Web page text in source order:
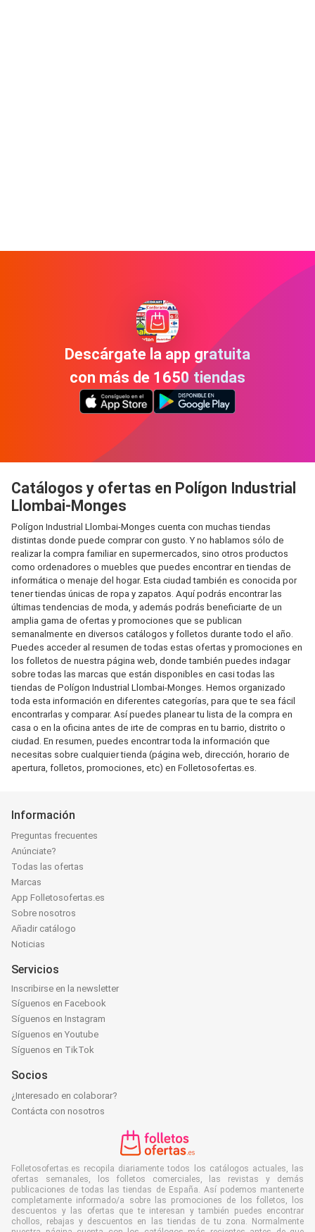
Descárgate la app gratuita
con más de 1650 tiendas
Catálogos y ofertas en Polígon Industrial
Llombai-Monges
Polígon Industrial Llombai-Monges cuenta con muchas tiendas
distintas donde puede comprar con gusto. Y no hablamos sólo de
realizar la compra familiar en supermercados, sino otros productos
como ordenadores o muebles que puedes encontrar en tiendas de
informática o menaje del hogar. Esta ciudad también es conocida por
tener tiendas únicas de ropa y zapatos. Aquí podrás encontrar las
últimas tendencias de moda, y además podrás beneficiarte de un
amplia gama de ofertas y promociones que se publican
semanalmente en diversos catálogos y folletos durante todo el año.
Puedes acceder al resumen de todas estas ofertas y promociones en
los folletos de nuestra página web, donde también puedes indagar
sobre todas las marcas que están disponibles en casi todas las
tiendas de Polígon Industrial Llombai-Monges. Hemos organizado
toda esta información en diferentes categorías, para que te sea fácil
encontrarlas y comparar. Así puedes planear tu lista de la compra en
casa o en la oficina antes de irte de compras en tu barrio, distrito o
ciudad. En resumen, puedes encontrar toda la información que
necesitas sobre cualquier tienda (página web, dirección, horario de
apertura, folletos, promociones, etc) en Folletosofertas.es.
Información
Preguntas frecuentes
Anúnciate?
Todas las ofertas
Marcas
App Folletosofertas.es
Sobre nosotros
Añadir catálogo
Noticias
Servicios
Inscribirse en la newsletter
Síguenos en Facebook
Síguenos en Instagram
Síguenos en Youtube
Síguenos en TikTok
Socios
¿Interesado en colaborar?
Contácta con nosotros
Folletosofertas.es recopila diariamente todos los catálogos actuales, las
ofertas semanales, los folletos comerciales, las revistas y demás
publicaciones de todas las tiendas de España. Así podemos mantenerte
completamente informado/a sobre las promociones de los folletos, los
descuentos y las ofertas que te interesan y también puedes encontrar
chollos, rebajas y descuentos en las tiendas de tu zona. Normalmente